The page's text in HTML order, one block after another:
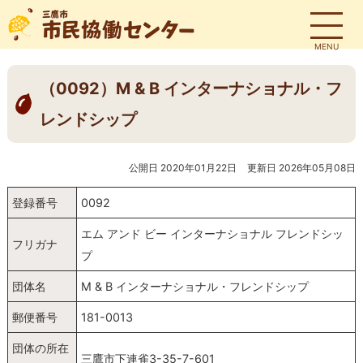
MENU
（0092）M & B インターナショナル・フ
レンドシップ
公開日 2020年01月22日 更新日 2026年05月08日
登録番号 0092
フリガナ
エム アンド ビー インターナショナル フレンドシッ
プ
団体名 M & B インターナショナル・フレンドシップ
郵便番号 181-0013
団体の所在
三鷹市下連雀3-35-7-601